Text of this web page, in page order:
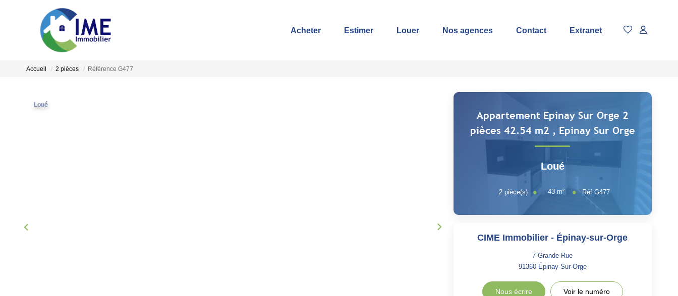
Acheter Estimer Louer Nos agences Contact Extranet
Accueil 2 pièces Référence G477
Loué
Appartement Epinay Sur Orge 2
pièces 42.54 m2 , Epinay Sur Orge
Loué
2 pièce(s) 43 m² RéfG477
CIME Immobilier - Épinay-sur-Orge
7 Grande Rue
91360 Épinay-Sur-Orge
Nous écrire Voir le numéro